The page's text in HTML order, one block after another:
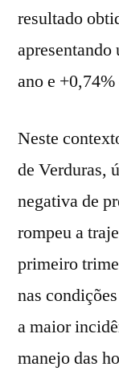
resultado
ano e
Neste
de Verduras,
negativa de
rompeu a
primeiro
nas
a maior
manejo das